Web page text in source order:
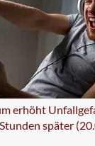
erhöht
später